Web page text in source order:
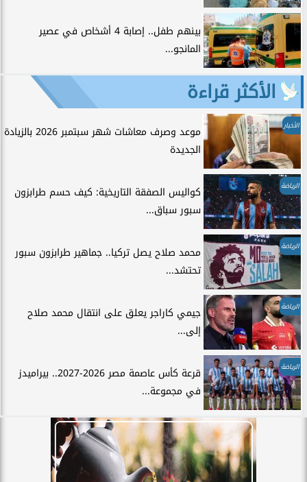
بينهم طفل.. إصابة 4 أشخاص في عصير
المانجو...
الأكثر قراءة
الأخبار
موعد وصرف معاشات شهر سبتمبر 2026 بالزيادة
الجديدة
الرياضة
كواليس الصفقة التاريخية: كيف حسم طرابزون
سبور سباق...
الرياضة
محمد صلاح يصل تركيا.. جماهير طرابزون سبور
تحتشد...
الرياضة
جيمي كاراجر يعلق على انتقال محمد صلاح
إلى...
الرياضة
قرعة كأس عاصمة مصر 2026-2027.. بيراميدز
في مجموعة...